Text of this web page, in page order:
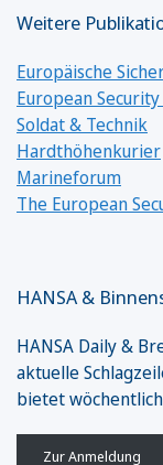
Weitere
Europäische
European
Soldat & Technik
Hardthöhenkurier
Marineforum
The European
HANSA &
HANSA Daily &
aktuelle
bietet
Zur Anmeldung